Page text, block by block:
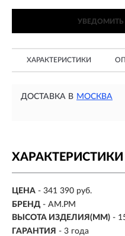
УВЕДОМИТЬ
ХАРАКТЕРИСТИКИ
ДОСТАВКА В МОСКВА
ХАРАКТЕРИСТИКИ
ЦЕНА - 341 390 руб.
БРЕНД - AM.PM
ВЫСОТА ИЗДЕЛИЯ(ММ) -
ГАРАНТИЯ - 3 года